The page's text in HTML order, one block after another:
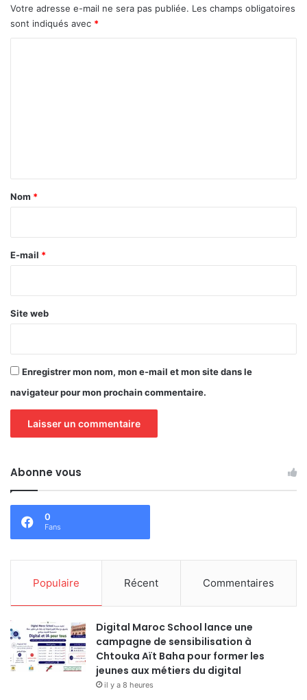
Votre adresse e-mail ne sera pas publiée. Les champs obligatoires
sont indiqués avec *
a
e
Nom *
E-mail *
Site web
Enregistrer mon nom, mon e-mail et mon site dans le
navigateur pour mon prochain commentaire.
Abonne vous
0
Fans
Populaire Récent Commentaires
Digital Maroc School lance une
campagne de sensibilisation à
Chtouka Aït Baha pour former les
jeunes aux métiers du digital
il y a 8 heures